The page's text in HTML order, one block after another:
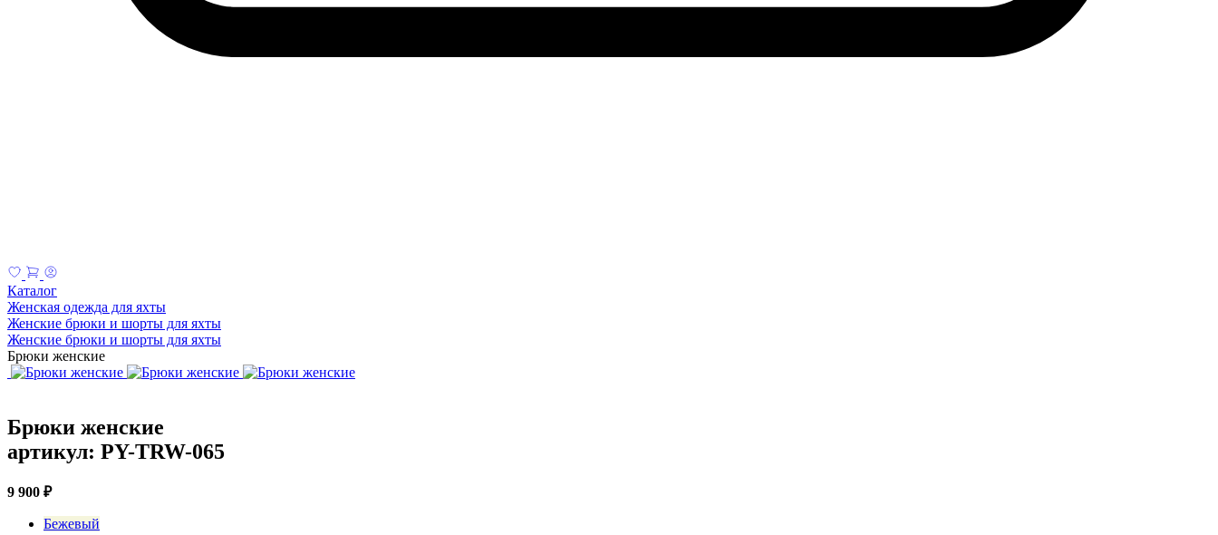
Каталог
Женская одежда для яхты
Женские брюки и шорты для яхты
Женские брюки и шорты для яхты
Брюки женские
Брюки женские
артикул: PY-TRW-065
9 900 ₽
Бежевый